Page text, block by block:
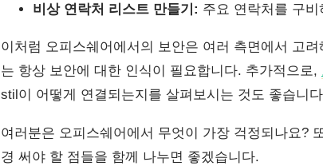
비상 연락처 리스트 만들기: 주요 연락처를 구
이처럼 오피스쉐어에서의 보안은 여러 측면에서 고
는 항상 보안에 대한 인식이 필요합니다. 추가적으로,
stil이 어떻게 연결되는지를 살펴보시는 것도 좋습니
여러분은 오피스쉐어에서 무엇이 가장 걱정되나요?
경 써야 할 점들을 함께 나누면 좋겠습니다.